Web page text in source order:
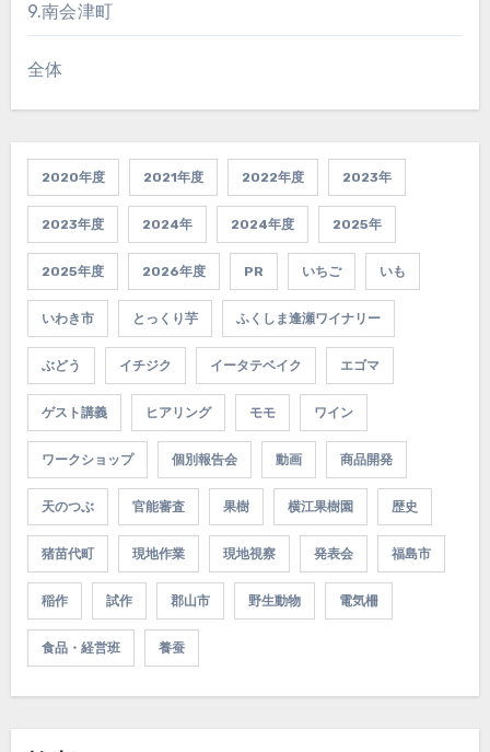
9.南会津町
全体
2020年度 2021年度 2022年度 2023年
2023年度 2024年 2024年度 2025年
2025年度 2026年度 PR いちご いも
いわき市 とっくり芋 ふくしま逢瀬ワイナリー
ぶどう イチジク イータテベイク エゴマ
ゲスト講義 ヒアリング モモ ワイン
ワークショップ 個別報告会 動画 商品開発
天のつぶ 官能審査 果樹 横江果樹園 歴史
猪苗代町 現地作業 現地視察 発表会 福島市
稲作 試作 郡山市 野生動物 電気柵
食品・経営班 養蚕